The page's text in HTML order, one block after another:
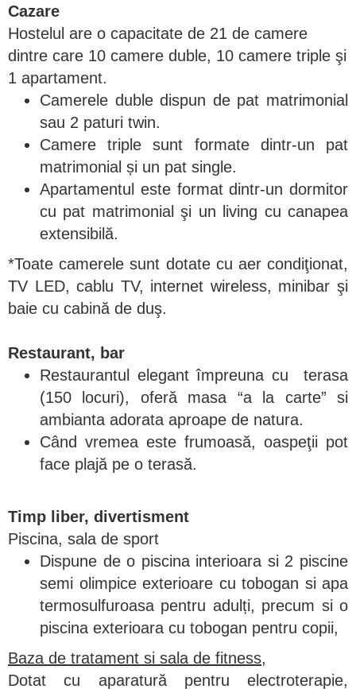
Cazare
Hostelul are o capacitate de 21 de camere
dintre care 10 camere duble, 10 camere triple şi
1 apartament.
Camerele duble dispun de pat matrimonial
sau 2 paturi twin.
Camere triple sunt formate dintr-un pat
matrimonial și un pat single.
Apartamentul este format dintr-un dormitor
cu pat matrimonial şi un living cu canapea
extensibilă.
*Toate camerele sunt dotate cu aer condiţionat,
TV LED, cablu TV, internet wireless, minibar şi
baie cu cabină de duş.
Restaurant, bar
Restaurantul elegant împreuna cu terasa
(150 locuri), oferă masa “a la carte” si
ambianta adorata aproape de natura.
Când vremea este frumoasă, oaspeţii pot
face plajă pe o terasă.
Timp liber, divertisment
Piscina, sala de sport
Dispune de o piscina interioara si 2 piscine
semi olimpice exterioare cu tobogan si apa
termosulfuroasa pentru adulți, precum si o
piscina exterioara cu tobogan pentru copii,
Baza de tratament si sala de fitness,
Dotat cu aparatură pentru electroterapie,